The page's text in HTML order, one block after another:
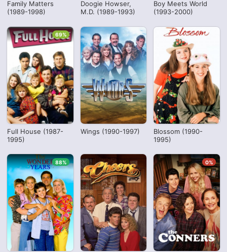
Family Matters
(1989-1998)
Doogie Howser,
M.D. (1989-1993)
Boy Meets World
(1993-2000)
Full House (1987-
1995)
69%
Wings (1990-1997)
Blossom (1990-
1995)
88% 0%